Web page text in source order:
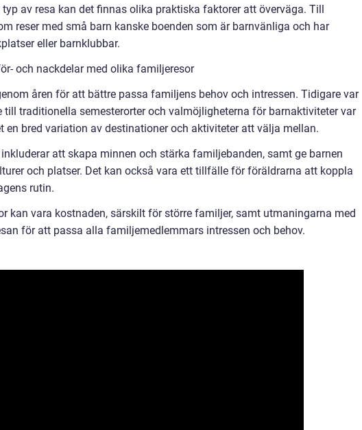
av resa kan det finnas olika praktiska faktorer att överväga. Till
reser med små barn kanske boenden som är barnvänliga och har
eller barnklubbar.
och nackdelar med olika familjeresor
åren för att bättre passa familjens behov och intressen. Tidigare var
traditionella semesterorter och valmöjligheterna för barnaktiviteter var
en bred variation av destinationer och aktiviteter att välja mellan.
att skapa minnen och stärka familjebanden, samt ge barnen
och platser. Det kan också vara ett tillfälle för föräldrarna att koppla
rutin.
kan vara kostnaden, särskilt för större familjer, samt utmaningarna med
för att passa alla familjemedlemmars intressen och behov.